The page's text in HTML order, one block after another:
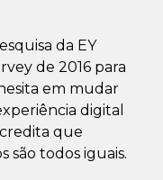
da EY
de 2016 para
em mudar
digital
que
são todos iguais.